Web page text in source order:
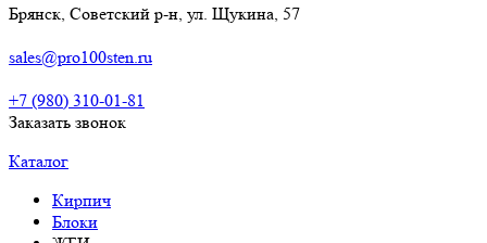
Брянск, Советский р-н, ул. Щукина, 57
sales@pro100sten.ru
+7 (980) 310-01-81
Заказать звонок
Каталог
Кирпич
Блоки